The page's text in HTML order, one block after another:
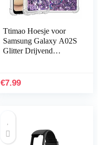
Ttimao Hoesje voor
Samsung Galaxy A02S
Glitter Drijvend
Transparant Zacht
€7.99